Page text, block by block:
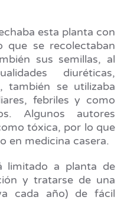
esta planta con
que se recolectaban
sus semillas, al
diuréticas,
también se utilizaba
febriles y como
Algunos autores
tóxica, por lo que
en medicina casera.
limitado a planta de
y tratarse de una
cada año) de fácil